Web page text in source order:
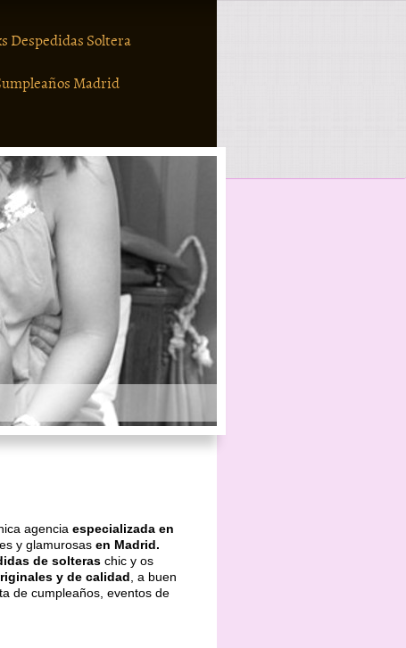
Despedidas Soltera
Madrid
agencia especializada en
y glamurosas en Madrid.
de solteras chic y os
y de calidad , a buen
de cumpleaños, eventos de